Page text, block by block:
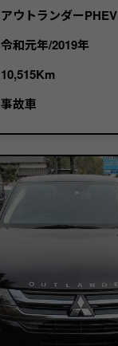
アウトランダーPHEV
令和元年/2019年
10,515Km
事故車